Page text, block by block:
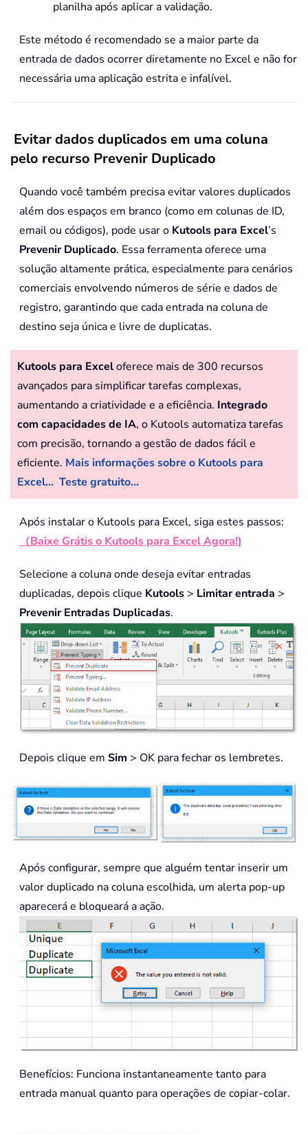
planilha após aplicar a validação.
Este método é recomendado se a maior parte da
entrada de dados ocorrer diretamente no Excel e não for
necessária uma aplicação estrita e infalível.
Evitar dados duplicados em uma coluna
pelo recurso Prevenir Duplicado
Quando você também precisa evitar valores duplicados
além dos espaços em branco (como em colunas de ID,
email ou códigos), pode usar o Kutools para Excel’s
Prevenir Duplicado. Essa ferramenta oferece uma
solução altamente prática, especialmente para cenários
comerciais envolvendo números de série e dados de
registro, garantindo que cada entrada na coluna de
destino seja única e livre de duplicatas.
Kutools para Exceloferece mais de 300 recursos
avançados para simplificar tarefas complexas,
aumentando a criatividade e a eficiência. Integrado
com capacidades de IA, o Kutools automatiza tarefas
com precisão, tornando a gestão de dados fácil e
eficiente. Mais informações sobre o Kutools para
Excel... Teste gratuito...
Após instalar o Kutools para Excel, siga estes passos:
（Baixe Grátis o Kutools para Excel Agora!)
Selecione a coluna onde deseja evitar entradas
duplicadas, depois clique Kutools > Limitar entrada >
Prevenir Entradas Duplicadas.
Depois clique em Sim > OK para fechar os lembretes.
Após configurar, sempre que alguém tentar inserir um
valor duplicado na coluna escolhida, um alerta pop-up
aparecerá e bloqueará a ação.
Benefícios: Funciona instantaneamente tanto para
entrada manual quanto para operações de copiar-colar.